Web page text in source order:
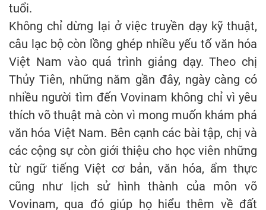
tuổi.
Không chỉ dừng lại ở việc truyền dạy kỹ thuật,
câu lạc bộ còn lồng ghép nhiều yếu tố văn hóa
Việt Nam vào quá trình giảng dạy. Theo chị
Thủy Tiên, những năm gần đây, ngày càng có
nhiều người tìm đến Vovinam không chỉ vì yêu
thích võ thuật mà còn vì mong muốn khám phá
văn hóa Việt Nam. Bên cạnh các bài tập, chị và
các cộng sự còn giới thiệu cho học viên những
từ ngữ tiếng Việt cơ bản, văn hóa, ẩm thực
cũng như lịch sử hình thành của môn võ
Vovinam, qua đó giúp họ hiểu thêm về đất